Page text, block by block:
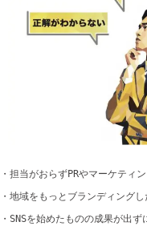
・担当がおらずPRやマーケティ
・地域をもっとブランディング
・SNSを始めたものの成果が出ず